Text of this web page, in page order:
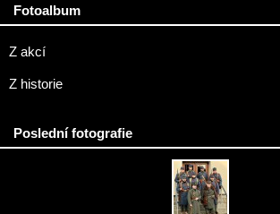
Fotoalbum
Z akcí
Z historie
Poslední fotografie